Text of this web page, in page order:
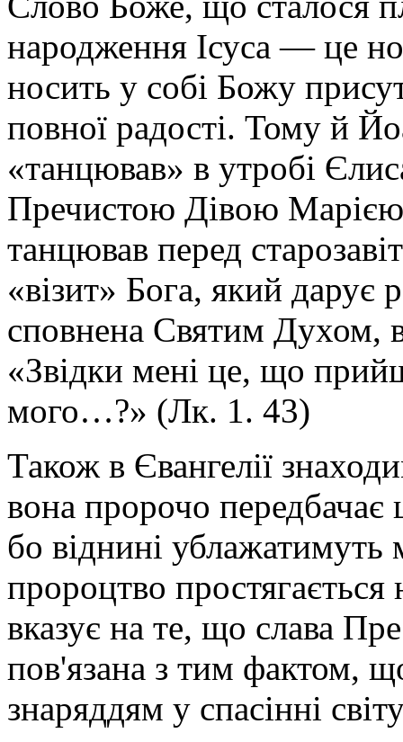
народження Ісуса — це
носить у собі Божу
повної радості. Тому й
«танцював» в утробі
Пречистою Дівою
танцював перед
«візит» Бога, який дарує
сповнена Святим Духом,
«Звідки мені це, що
мого…?» (Лк. 1. 43)
Також в Євангелії
вона пророчо
бо віднині
пророцтво
вказує на те, що слава
пов'язана з тим фактом,
знаряддям у спасінні